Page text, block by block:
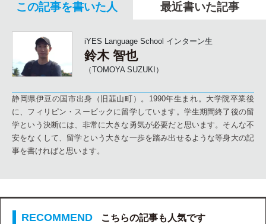
この記事を書いた人 最近書いた記事
iYES Language School インターン生
鈴木 智也
（TOMOYA SUZUKI）
静岡県伊豆の国市出身（旧韮山町）。1990年生まれ。大学院卒業後
に、フィリピン・スービックに留学しています。学生期間終了後の留
学という決断には、非常に大きな勇気が必要だと思います。そんな不
安をなくして、留学という大きな一歩を踏み出せるような等身大の記
事を書ければと思います。
こちらの記事も人気です